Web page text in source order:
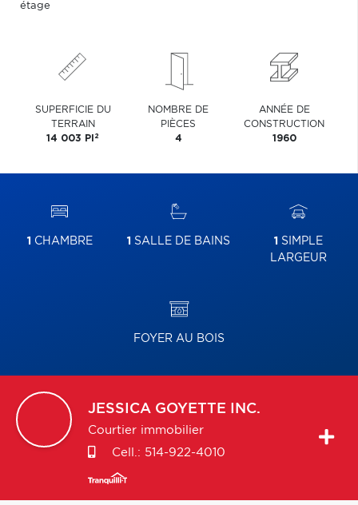
étage
SUPERFICIE DU
TERRAIN
14 003 PI 2
NOMBRE DE
PIÈCES
4
ANNÉE DE
CONSTRUCTION
1960
1 CHAMBRE 1 SALLE DE BAINS 1 SIMPLE
LARGEUR
FOYER AU BOIS
JESSICA GOYETTE INC.
Courtier immobilier
Cell.: 514-922-4010